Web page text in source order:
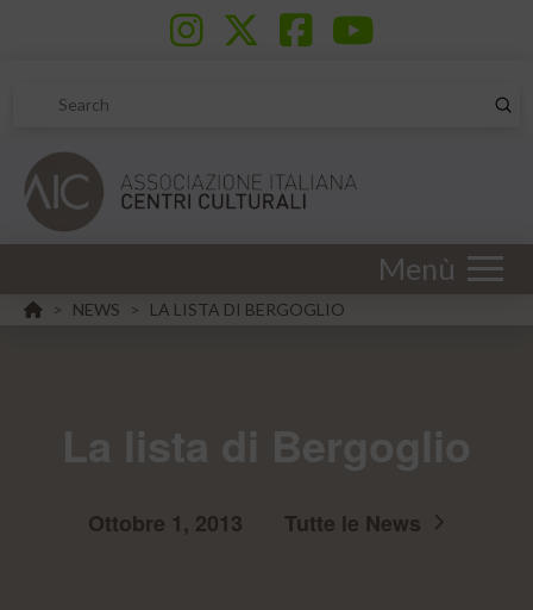
Search
Menù
HOME
> NEWS > LA LISTA DI BERGOGLIO
Ottobre 1, 2013 Tutte le News